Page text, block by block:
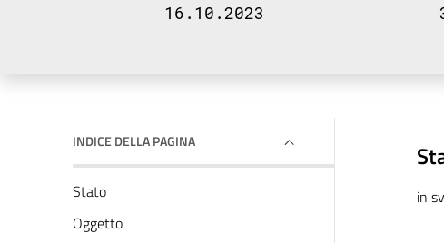
16.10.2023
INDICE DELLA PAGINA
Stato
Oggetto
in